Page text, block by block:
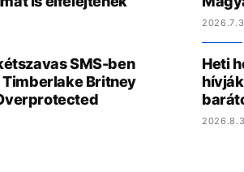
SMS-ben
Britney
Heti